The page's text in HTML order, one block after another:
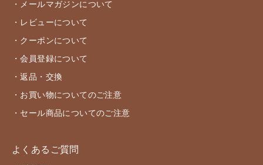
・メールマガジンについて
・レビューについて
・クーポンについて
・会員登録について
・返品・交換
・お買い物についてのご注意
・セール商品についてのご注意
よくあるご質問